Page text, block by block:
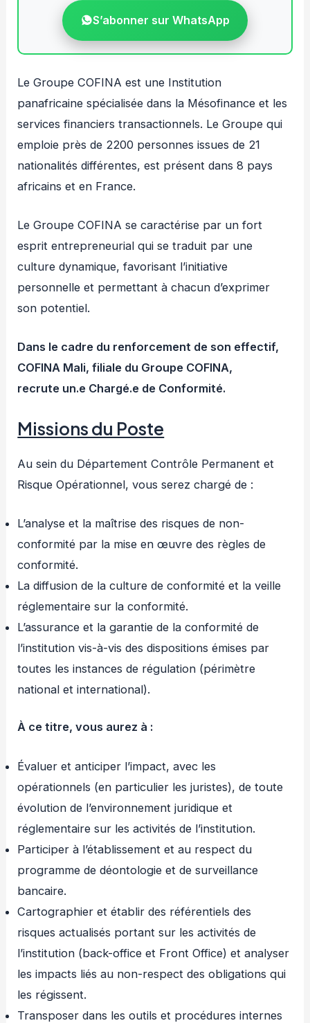
S’abonner sur WhatsApp
Le Groupe COFINA est une Institution
panafricaine spécialisée dans la Mésofinance et les
services financiers transactionnels. Le Groupe qui
emploie près de 2200 personnes issues de 21
nationalités différentes, est présent dans 8 pays
africains et en France.
Le Groupe COFINA se caractérise par un fort
esprit entrepreneurial qui se traduit par une
culture dynamique, favorisant l’initiative
personnelle et permettant à chacun d’exprimer
son potentiel.
Dans le cadre du renforcement de son effectif,
COFINA Mali, filiale du Groupe COFINA,
recrute un.e Chargé.e de Conformité.
Missions du Poste
Au sein du Département Contrôle Permanent et
Risque Opérationnel, vous serez chargé de :
L’analyse et la maîtrise des risques de non-
conformité par la mise en œuvre des règles de
conformité.
La diffusion de la culture de conformité et la veille
réglementaire sur la conformité.
L’assurance et la garantie de la conformité de
l’institution vis-à-vis des dispositions émises par
toutes les instances de régulation (périmètre
national et international).
À ce titre, vous aurez à :
Évaluer et anticiper l’impact, avec les
opérationnels (en particulier les juristes), de toute
évolution de l’environnement juridique et
réglementaire sur les activités de l’institution.
Participer à l’établissement et au respect du
programme de déontologie et de surveillance
bancaire.
Cartographier et établir des référentiels des
risques actualisés portant sur les activités de
l’institution (back-office et Front Office) et analyser
les impacts liés au non-respect des obligations qui
les régissent.
Transposer dans les outils et procédures internes